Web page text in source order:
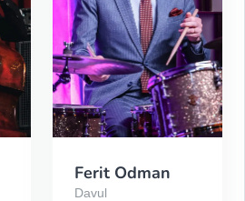
Ferit Odman
Davul